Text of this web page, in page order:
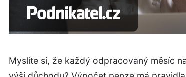
Myslíte si, že každý odpracovaný měsíc